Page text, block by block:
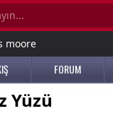
moore
FORUM
Yüzü